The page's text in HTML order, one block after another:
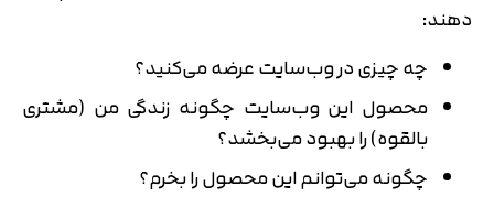
دهند:
چه چیزی در وب‌سایت عرضه می‌کنید؟
محصول این وب‌سایت چگونه زندگی من (مشتری
بالقوه) را بهبود می‌بخشد؟
چگونه می‌توانم این محصول را بخرم؟